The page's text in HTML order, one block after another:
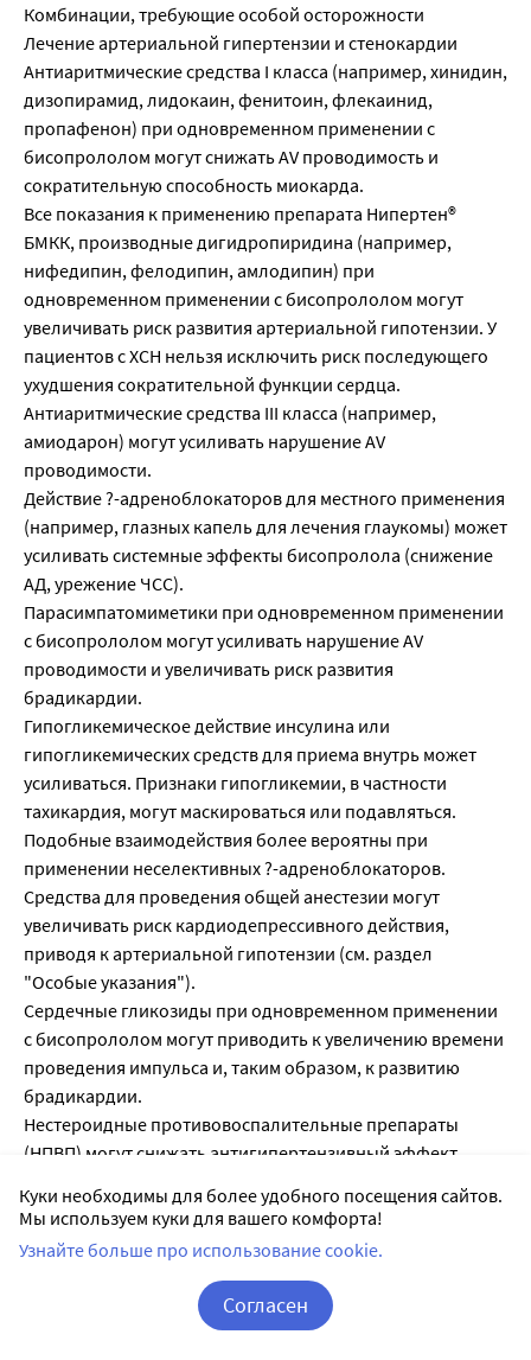
Комбинации, требующие особой осторожности
Лечение артериальной гипертензии и стенокардии
Антиаритмические средства I класса (например, хинидин,
дизопирамид, лидокаин, фенитоин, флекаинид,
пропафенон) при одновременном применении с
бисопрололом могут снижать AV проводимость и
сократительную способность миокарда.
Все показания к применению препарата Нипертен®
БМКК, производные дигидропиридина (например,
нифедипин, фелодипин, амлодипин) при
одновременном применении с бисопрололом могут
увеличивать риск развития артериальной гипотензии. У
пациентов с ХСН нельзя исключить риск последующего
ухудшения сократительной функции сердца.
Антиаритмические средства III класса (например,
амиодарон) могут усиливать нарушение AV
проводимости.
Действие ?-адреноблокаторов для местного применения
(например, глазных капель для лечения глаукомы) может
усиливать системные эффекты бисопролола (снижение
АД, урежение ЧСС).
Парасимпатомиметики при одновременном применении
с бисопрололом могут усиливать нарушение AV
проводимости и увеличивать риск развития
брадикардии.
Гипогликемическое действие инсулина или
гипогликемических средств для приема внутрь может
усиливаться. Признаки гипогликемии, в частности
тахикардия, могут маскироваться или подавляться.
Подобные взаимодействия более вероятны при
применении неселективных ?-адреноблокаторов.
Средства для проведения общей анестезии могут
увеличивать риск кардиодепрессивного действия,
приводя к артериальной гипотензии (см. раздел
"Особые указания").
Сердечные гликозиды при одновременном применении
с бисопрололом могут приводить к увеличению времени
проведения импульса и, таким образом, к развитию
брадикардии.
Нестероидные противовоспалительные препараты
(НПВП) могут снижать антигипертензивный эффект
Одновременное применение препарата Нипертен® с ?-
адреномиметиками (например, изопреналин,
добутамин) может приводить к снижению эффекта
обоих препаратов. Применение бисопролола с
адреномиметиками, влияющими на ?- и ?-
Куки необходимы для более удобного посещения сайтов.
Мы используем куки для вашего комфорта!
Узнайте больше про использование cookie.
Согласен